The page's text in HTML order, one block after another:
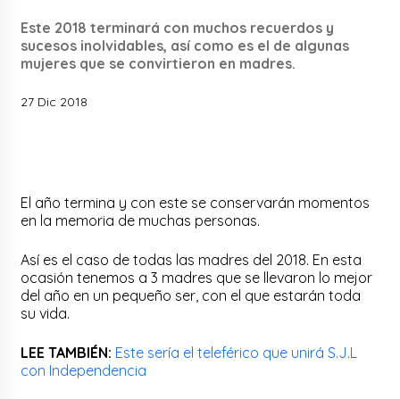
Este 2018 terminará con muchos recuerdos y
sucesos inolvidables, así como es el de algunas
mujeres que se convirtieron en madres.
27 Dic 2018
El año termina y con este se conservarán momentos
en la memoria de muchas personas.
Así es el caso de todas las madres del 2018. En esta
ocasión tenemos a 3 madres que se llevaron lo mejor
del año en un pequeño ser, con el que estarán toda
su vida.
LEE TAMBIÉN: Este sería el teleférico que unirá S.J.L
con Independencia